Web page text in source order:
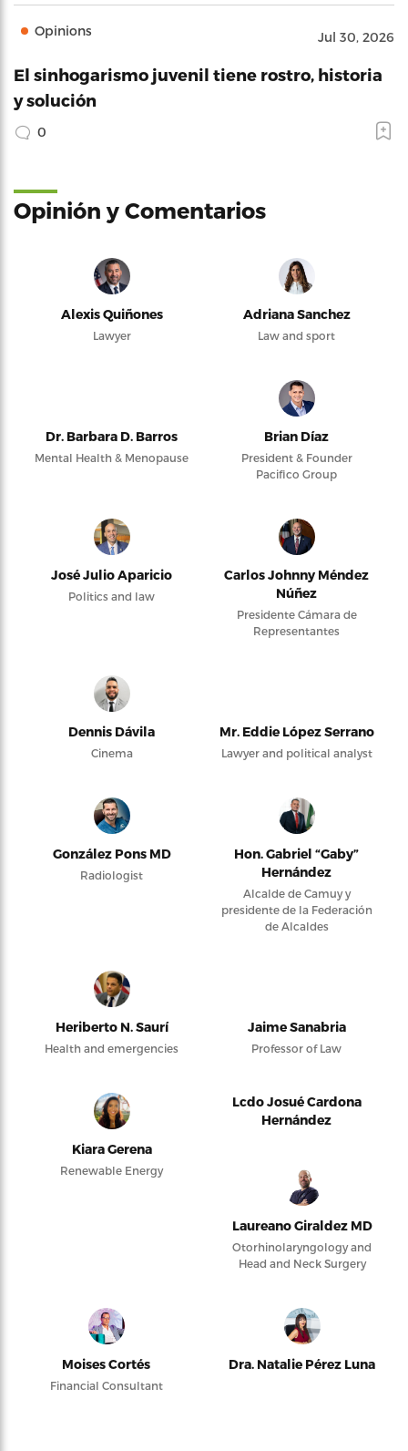
Opinions Jul 30, 2026
El sinhogarismo juvenil tiene rostro, historia
y solución
0
Opinión y Comentarios
Alexis Quiñones
Lawyer
Adriana Sanchez
Law and sport
Dr. Barbara D. Barros
Mental Health & Menopause
Brian Díaz
President & Founder
Pacifico Group
José Julio Aparicio
Politics and law
Carlos Johnny Méndez
Núñez
Presidente Cámara de
Representantes
Dennis Dávila
Cinema
Mr. Eddie López Serrano
Lawyer and political analyst
González Pons MD
Radiologist
Hon. Gabriel “Gaby”
Hernández
Alcalde de Camuy y
presidente de la Federación
de Alcaldes
Heriberto N. Saurí
Health and emergencies
Jaime Sanabria
Professor of Law
Kiara Gerena
Renewable Energy
Lcdo Josué Cardona
Hernández
Laureano Giraldez MD
Otorhinolaryngology and
Head and Neck Surgery
Moises Cortés
Financial Consultant
Dra. Natalie Pérez Luna